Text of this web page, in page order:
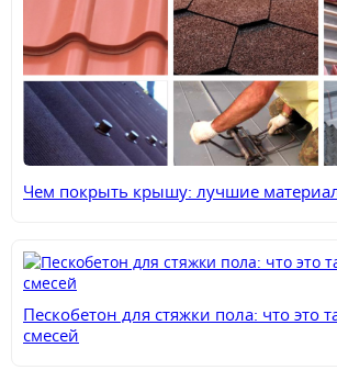
Чем покрыть крышу: лучшие
Пескобетон для стяжки пола: что это
смесей